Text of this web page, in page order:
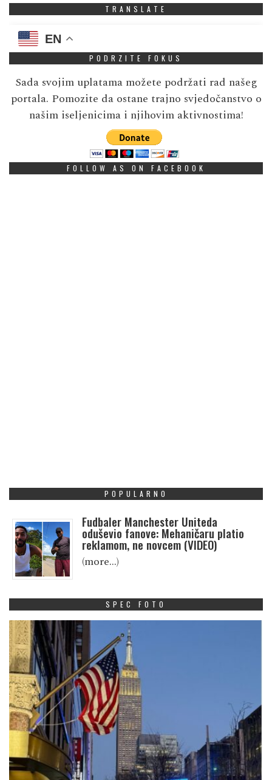
TRANSLATE
EN
PODRZITE FOKUS
Sada svojim uplatama možete podržati rad našeg
portala. Pomozite da ostane trajno svjedočanstvo o
našim iseljenicima i njihovim aktivnostima!
FOLLOW AS ON FACEBOOK
POPULARNO
Fudbaler Manchester Uniteda
oduševio fanove: Mehaničaru platio
reklamom, ne novcem (VIDEO)
(more…)
SPEC FOTO